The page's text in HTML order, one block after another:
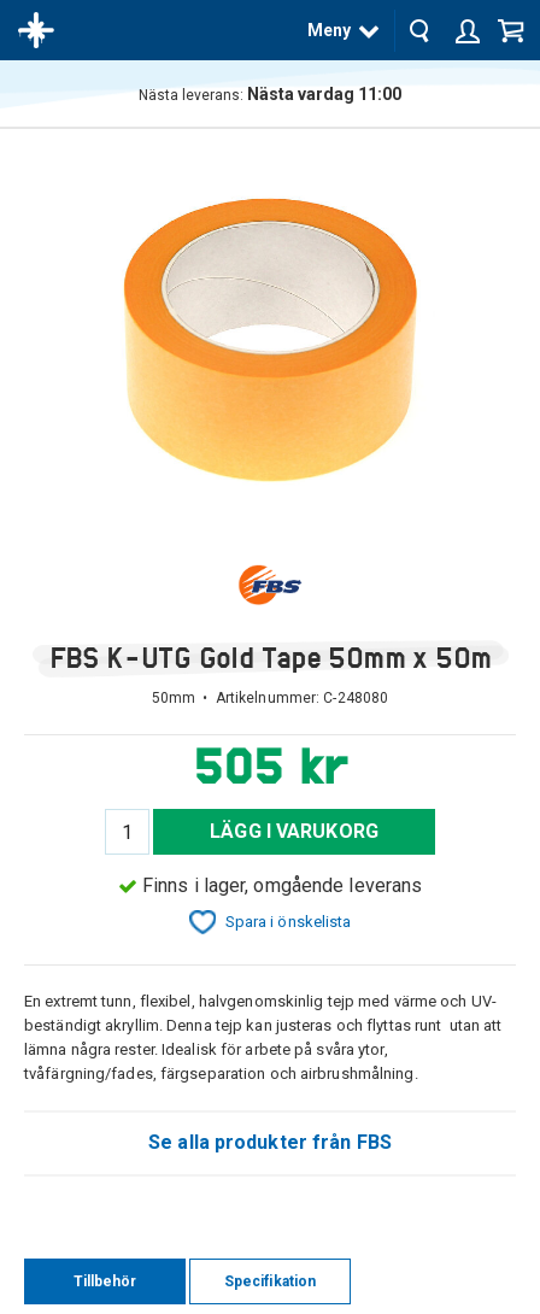
Meny
Nästa leverans: Nästa vardag 11:00
FBS K-UTG Gold Tape 50mm x 50m
50mm • Artikelnummer:C-248080
505 kr
LÄGG I VARUKORG
Finns i lager, omgående leverans
Spara i önskelista
En extremt tunn, flexibel, halvgenomskinlig tejp med värme och UV-
beständigt akryllim. Denna tejp kan justeras och flyttas runt utan att
lämna några rester. Idealisk för arbete på svåra ytor,
tvåfärgning/fades, färgseparation och airbrushmålning.
Se alla produkter från FBS
Tillbehör Specifikation